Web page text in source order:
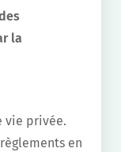
la
vie privée.
en